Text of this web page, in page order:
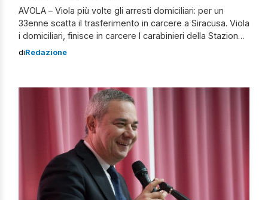
AVOLA – Viola più volte gli arresti domiciliari: per un
33enne scatta il trasferimento in carcere a Siracusa. Viola
i domiciliari, finisce in carcere I carabinieri della Stazione
di Avola hanno arrestato un 33enne, già sottoposto alla
quindi associato al carcere […]
diRedazione